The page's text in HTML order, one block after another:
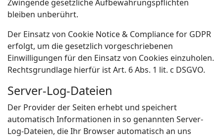
Zwingende gesetzliche Aufbewahrungspflichten
bleiben unberührt.
Der Einsatz von Cookie Notice & Compliance for GDPR
erfolgt, um die gesetzlich vorgeschriebenen
Einwilligungen für den Einsatz von Cookies einzuholen.
Rechtsgrundlage hierfür ist Art. 6 Abs. 1 lit. c DSGVO.
Server-Log-Dateien
Der Provider der Seiten erhebt und speichert
automatisch Informationen in so genannten Server-
Log-Dateien, die Ihr Browser automatisch an uns